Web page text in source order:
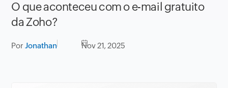
O que aconteceu com o e-mail gratuito
da Zoho?
PorJonathan Nov 21, 2025